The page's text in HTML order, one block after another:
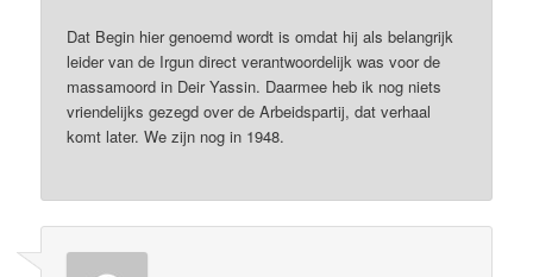
Dat Begin hier genoemd wordt is omdat hij als belangrijk
leider van de Irgun direct verantwoordelijk was voor de
massamoord in Deir Yassin. Daarmee heb ik nog niets
vriendelijks gezegd over de Arbeidspartij, dat verhaal
komt later. We zijn nog in 1948.